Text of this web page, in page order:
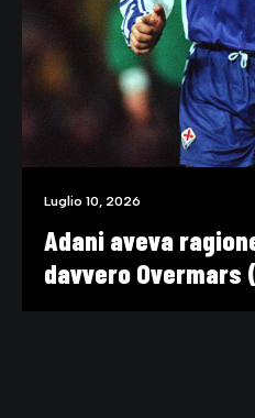
Luglio 10, 2026
Adani aveva
davvero Overmars